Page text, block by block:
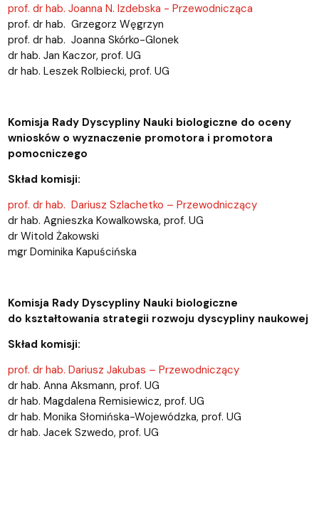
prof. dr hab. Joanna N. Izdebska - Przewodnicząca
prof. dr hab. Grzegorz Węgrzyn
prof. dr hab. Joanna Skórko-Glonek
dr hab. Jan Kaczor, prof. UG
dr hab. Leszek Rolbiecki, prof. UG
Komisja Rady Dyscypliny Nauki biologiczne do oceny
wniosków o wyznaczenie promotora i promotora
pomocniczego
Skład komisji:
prof. dr hab. Dariusz Szlachetko – Przewodniczący
dr hab. Agnieszka Kowalkowska, prof. UG
dr Witold Żakowski
mgr Dominika Kapuścińska
Komisja Rady Dyscypliny Nauki biologiczne
do kształtowania strategii rozwoju dyscypliny naukowej
Skład komisji:
prof. dr hab. Dariusz Jakubas – Przewodniczący
dr hab. Anna Aksmann, prof. UG
dr hab. Magdalena Remisiewicz, prof. UG
dr hab. Monika Słomińska-Wojewódzka, prof. UG
dr hab. Jacek Szwedo, prof. UG